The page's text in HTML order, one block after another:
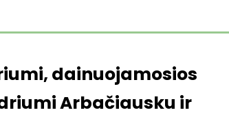
dainuojamosios
Arbačiausku ir